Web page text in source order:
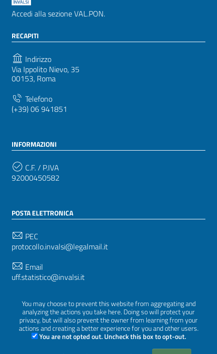
You may choose to prevent this website from aggregating and
analyzing the actions you take here. Doing so will protect your
privacy, but will also prevent the owner from learning from your
actions and creating a better experience for you and other users.
You are not opted out. Uncheck this box to opt-out.
Accedi alla sezione VAL.PON.
RECAPITI
Indirizzo
Via Ippolito Nievo, 35
00153, Roma
Telefono
(+39) 06 941851
INFORMAZIONI
C.F. / P.IVA
92000450582
POSTA ELETTRONICA
PEC
protocollo.invalsi@legalmail.it
Email
uff.statistico@invalsi.it
restituzione.dati@invalsi.it
SEGUICI SU